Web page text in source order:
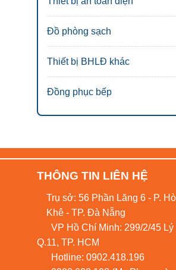
Đồ phòng sạch
Thiết bị BHLĐ khác
Đồng phục bếp
THÔNG TIN LIÊN HỆ
Trụ sở: 56 Phần Lăng 6 - P.
Khê - TP. Đà Nẵng
VP Hồ Chí Minh: 299/2/45
Q.11, TP. HCM
Hotline: 0902.418.196